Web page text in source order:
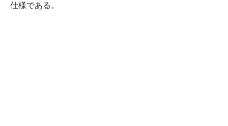
仕様である。